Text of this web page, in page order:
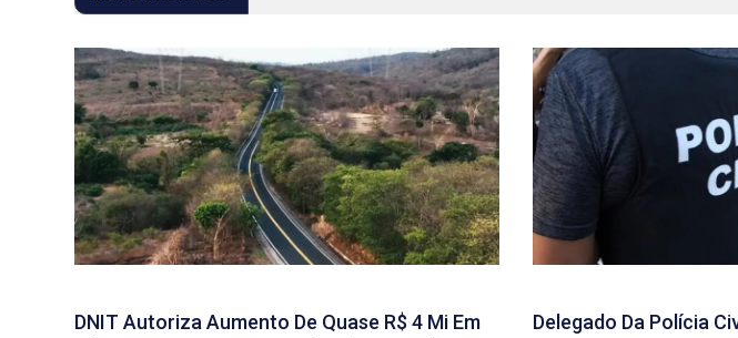
DNIT Autoriza Aumento De Quase R$ 4 Mi Em
Delegado Da Polícia